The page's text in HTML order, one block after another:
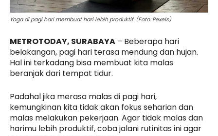
Yoga di pagi hari membuat hari lebih produktif. (Foto: Pexels)
METROTODAY, SURABAYA – Beberapa hari
belakangan, pagi hari terasa mendung dan hujan.
Hal ini terkadang bisa membuat kita malas
beranjak dari tempat tidur.
Padahal jika merasa malas di pagi hari,
kemungkinan kita tidak akan fokus seharian dan
malas melakukan pekerjaan. Agar tidak malas dan
harimu lebih produktif, coba jalani rutinitas ini agar